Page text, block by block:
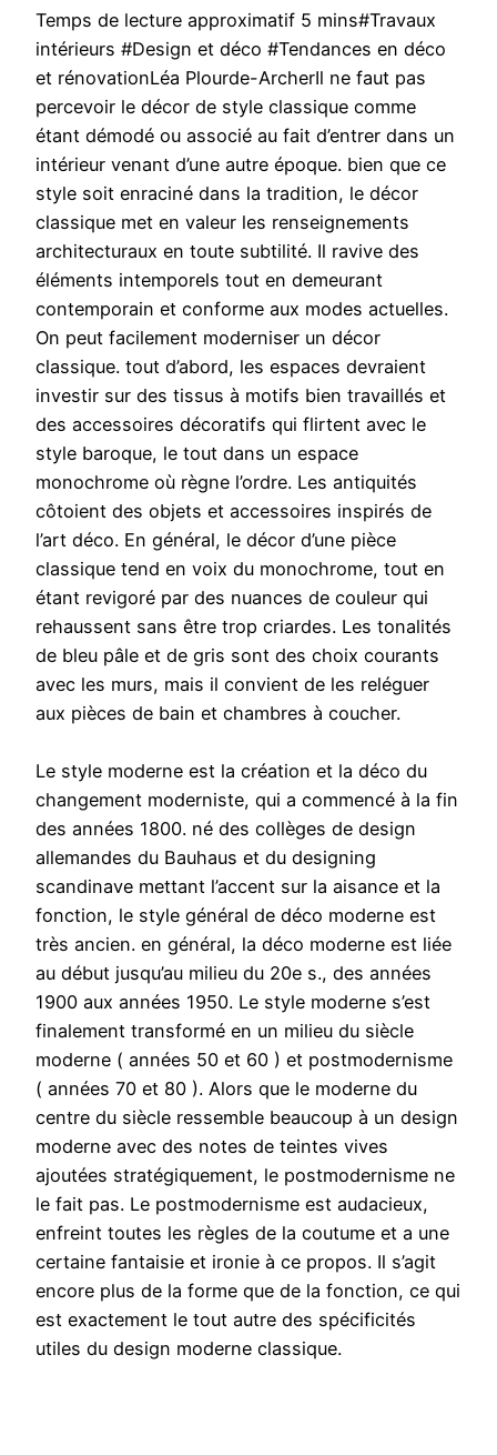
Temps de lecture approximatif 5 mins#Travaux
intérieurs #Design et déco #Tendances en déco
et rénovationLéa Plourde-ArcherIl ne faut pas
percevoir le décor de style classique comme
étant démodé ou associé au fait d’entrer dans un
intérieur venant d’une autre époque. bien que ce
style soit enraciné dans la tradition, le décor
classique met en valeur les renseignements
architecturaux en toute subtilité. Il ravive des
éléments intemporels tout en demeurant
contemporain et conforme aux modes actuelles.
On peut facilement moderniser un décor
classique. tout d’abord, les espaces devraient
investir sur des tissus à motifs bien travaillés et
des accessoires décoratifs qui flirtent avec le
style baroque, le tout dans un espace
monochrome où règne l’ordre. Les antiquités
côtoient des objets et accessoires inspirés de
l’art déco. En général, le décor d’une pièce
classique tend en voix du monochrome, tout en
étant revigoré par des nuances de couleur qui
rehaussent sans être trop criardes. Les tonalités
de bleu pâle et de gris sont des choix courants
avec les murs, mais il convient de les reléguer
aux pièces de bain et chambres à coucher.
Le style moderne est la création et la déco du
changement moderniste, qui a commencé à la fin
des années 1800. né des collèges de design
allemandes du Bauhaus et du designing
scandinave mettant l’accent sur la aisance et la
fonction, le style général de déco moderne est
très ancien. en général, la déco moderne est liée
au début jusqu’au milieu du 20e s., des années
1900 aux années 1950. Le style moderne s’est
finalement transformé en un milieu du siècle
moderne ( années 50 et 60 ) et postmodernisme
( années 70 et 80 ). Alors que le moderne du
centre du siècle ressemble beaucoup à un design
moderne avec des notes de teintes vives
ajoutées stratégiquement, le postmodernisme ne
le fait pas. Le postmodernisme est audacieux,
enfreint toutes les règles de la coutume et a une
certaine fantaisie et ironie à ce propos. Il s’agit
encore plus de la forme que de la fonction, ce qui
est exactement le tout autre des spécificités
utiles du design moderne classique.